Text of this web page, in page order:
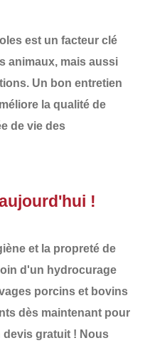
est un facteur clé
animaux, mais aussi
. Un bon entretien
la qualité de
de vie des
!
et la propreté de
d'un hydrocurage
porcins et bovins
dès maintenant pour
devis gratuit ! Nous